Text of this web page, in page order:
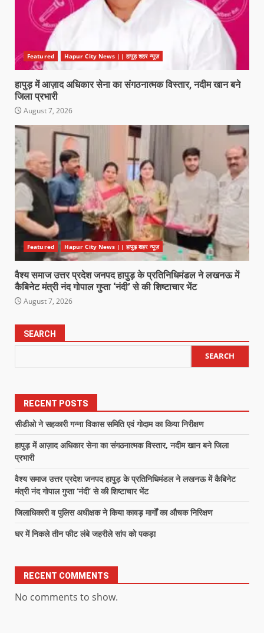
Featured Hapur City News || हापुड़ शहर न्यूज़
हापुड़ में आज़ाद अधिकार सेना का संगठनात्मक विस्तार, नदीम खान बने
जिला प्रभारी
August 7, 2026
Featured Hapur City News || हापुड़ शहर न्यूज़
वैश्य समाज उत्तर प्रदेश जनपद हापुड़ के प्रतिनिधिमंडल ने लखनऊ में
कैबिनेट मंत्री नंद गोपाल गुप्ता ‘नंदी’ से की शिष्टाचार भेंट
August 7, 2026
SEARCH
SEARCH
RECENT POSTS
सीडीओ ने सहकारी गन्ना विकास समिति एवं गोदाम का किया निरीक्षण
हापुड़ में आज़ाद अधिकार सेना का संगठनात्मक विस्तार, नदीम खान बने जिला
प्रभारी
वैश्य समाज उत्तर प्रदेश जनपद हापुड़ के प्रतिनिधिमंडल ने लखनऊ में कैबिनेट
मंत्री नंद गोपाल गुप्ता ‘नंदी’ से की शिष्टाचार भेंट
जिलाधिकारी व पुलिस अधीक्षक ने किया कावड़ मार्गों का औचक निरिक्षण
घर में निकले तीन फीट लंबे जहरीले सांप को पकड़ा
RECENT COMMENTS
No comments to show.